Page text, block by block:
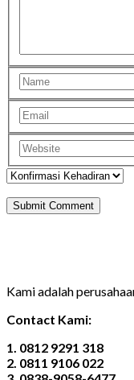
Kami adalah
Contact Kami:
1. 0812 9291 318
2. 0811 9106 022